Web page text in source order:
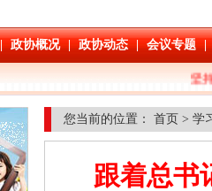
您当前的位置： 首页 > 学
跟着总